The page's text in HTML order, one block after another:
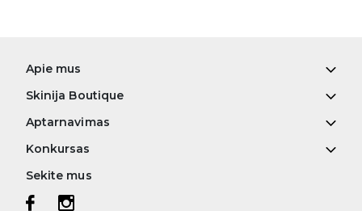
Apie mus
Skinija Boutique
Aptarnavimas
Konkursas
Sekite mus